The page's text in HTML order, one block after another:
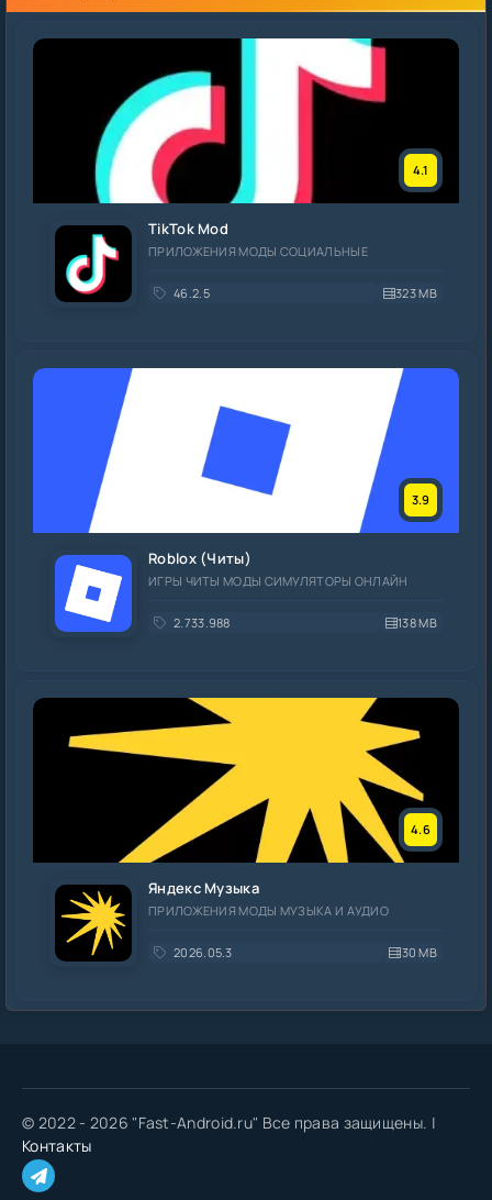
4.1
TikTok Mod
ПРИЛОЖЕНИЯ МОДЫ СОЦИАЛЬНЫЕ
46.2.5 323 MB
3.9
Roblox (Читы)
ИГРЫ ЧИТЫ МОДЫ СИМУЛЯТОРЫ ОНЛАЙН
2.733.988 138 MB
4.6
Яндекс Музыка
ПРИЛОЖЕНИЯ МОДЫ МУЗЫКА И АУДИО
2026.05.3 30 MB
© 2022 - 2026 "Fast-Android.ru" Все права защищены. |
Контакты